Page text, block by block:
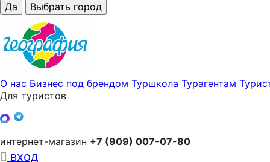
Да
Выбрать город
О нас Бизнес под брендом Туршкола Турагентам
Для туристов
интернет-магазин +7 (909) 007-07-80
вход